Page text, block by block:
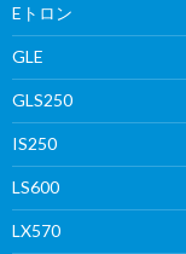
Eトロン
GLE
GLS250
IS250
LS600
LX570